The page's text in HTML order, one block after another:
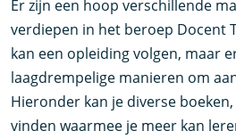
Er zijn een hoop verschillende
verdiepen in het beroep Docent
kan een opleiding volgen, maar
laagdrempelige manieren om
Hieronder kan je diverse boeken,
vinden waarmee je meer kan